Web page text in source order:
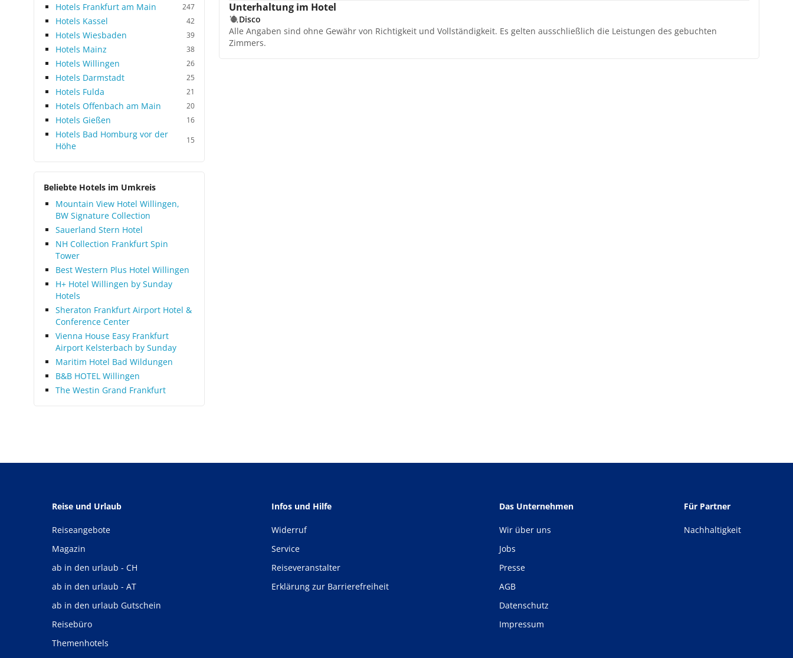
Hotels Frankfurt am Main 247
Hotels Kassel 42
Hotels Wiesbaden 39
Hotels Mainz 38
Hotels Willingen 26
Hotels Darmstadt 25
Hotels Fulda 21
Hotels Offenbach am Main 20
Hotels Gießen 16
Hotels Bad Homburg vor der
Höhe
15
Beliebte Hotels im Umkreis
Mountain View Hotel Willingen,
BW Signature Collection
Sauerland Stern Hotel
NH Collection Frankfurt Spin
Tower
Best Western Plus Hotel Willingen
H+ Hotel Willingen by Sunday
Hotels
Sheraton Frankfurt Airport Hotel &
Conference Center
Vienna House Easy Frankfurt
Airport Kelsterbach by Sunday
Maritim Hotel Bad Wildungen
B&B HOTEL Willingen
The Westin Grand Frankfurt
Unterhaltung im Hotel
Disco
Alle Angaben sind ohne Gewähr von Richtigkeit und Vollständigkeit. Es gelten ausschließlich die Leistungen des gebuchten
Zimmers.
Reise und Urlaub
Reiseangebote
Magazin
ab in den urlaub - CH
ab in den urlaub - AT
ab in den urlaub Gutschein
Reisebüro
Themenhotels
Infos und Hilfe
Widerruf
Service
Reiseveranstalter
Erklärung zur Barrierefreiheit
Das Unternehmen
Wir über uns
Jobs
Presse
AGB
Datenschutz
Impressum
Für Partner
Nachhaltigkeit